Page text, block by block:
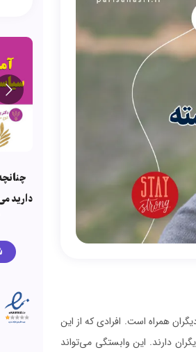
همراه است. افرادی که از این
دارند. این وابستگی می‌تواند
دارید